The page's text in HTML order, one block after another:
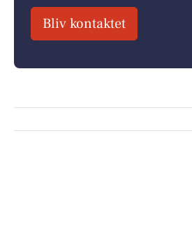
Bliv kontaktet